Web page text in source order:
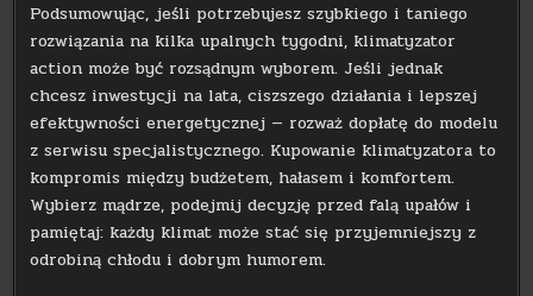
Podsumowując, jeśli potrzebujesz szybkiego i taniego
rozwiązania na kilka upalnych tygodni, klimatyzator
action może być rozsądnym wyborem. Jeśli jednak
chcesz inwestycji na lata, ciszszego działania i lepszej
efektywności energetycznej — rozważ dopłatę do modelu
z serwisu specjalistycznego. Kupowanie klimatyzatora to
kompromis między budżetem, hałasem i komfortem.
Wybierz mądrze, podejmij decyzję przed falą upałów i
pamiętaj: każdy klimat może stać się przyjemniejszy z
odrobiną chłodu i dobrym humorem.